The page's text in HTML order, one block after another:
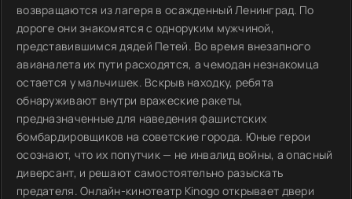
возвращаются из лагеря в осажденный Ленинград. По
дороге они знакомятся с одноруким мужчиной,
представившимся дядей Петей. Во время внезапного
авианалета их пути расходятся, а чемодан незнакомца
остается у мальчишек. Вскрыв находку, ребята
обнаруживают внутри вражеские ракеты,
предназначенные для наведения фашистских
бомбардировщиков на советские города. Юные герои
осознают, что их попутчик — не инвалид войны, а опасный
диверсант, и решают самостоятельно разыскать
предателя. Онлайн-кинотеатр Kinogo открывает двери